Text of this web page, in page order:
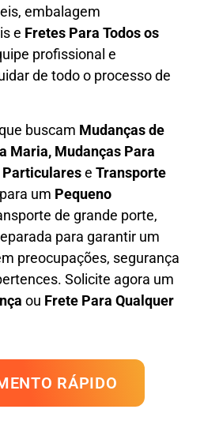
, embalagem
e Fretes Para Todos os
profissional e
de todo o processo de
buscam Mudançasde
Maria, Mudanças Para
Particularese Transporte
um Pequeno
de grande porte,
para garantir um
preocupações, segurança
Solicite agora um
ou Frete Para Qualquer
RÁPIDO